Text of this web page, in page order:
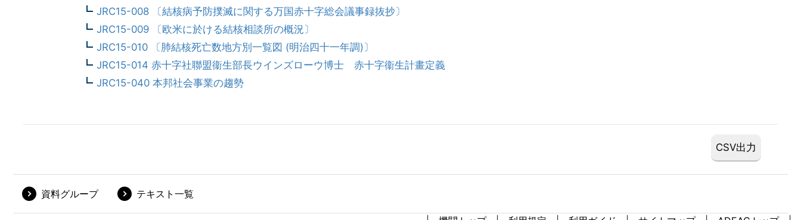
JRC15-008 〔結核病予防撲滅に関する万国赤十字総会議事録抜抄〕
JRC15-009 〔欧米に於ける結核相談所の概況〕
JRC15-010 〔肺結核死亡数地方別一覧図 (明治四十一年調)〕
JRC15-014 赤十字社聯盟衞生部長ウインズローウ博士 赤十字衞生計畫定義
JRC15-040 本邦社会事業の趨勢
資料グループ テキスト一覧